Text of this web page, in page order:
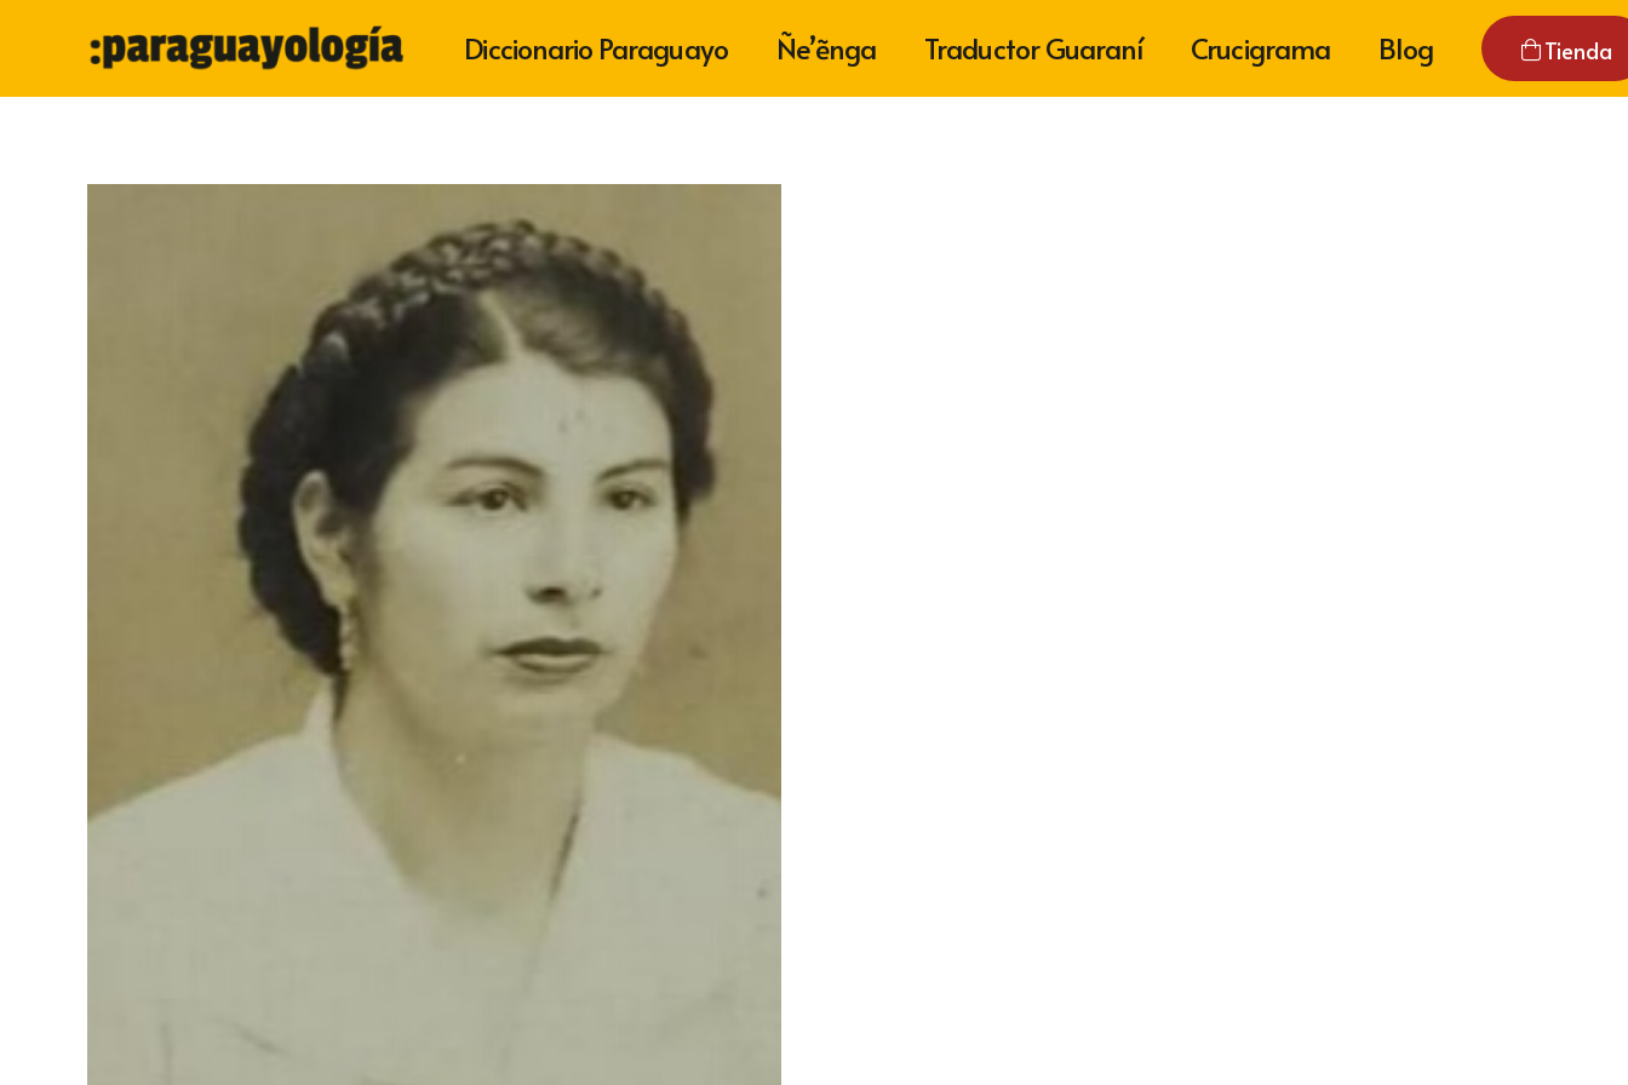
Diccionario Paraguayo Ñe’ẽnga Traductor Guaraní Crucigrama Blog Tienda